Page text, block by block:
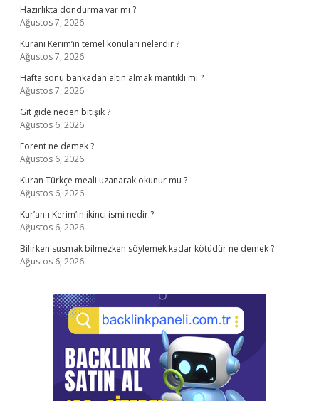
Hazırlıkta dondurma var mı ?
Ağustos 7, 2026
Kuranı Kerim’in temel konuları nelerdir ?
Ağustos 7, 2026
Hafta sonu bankadan altın almak mantıklı mı ?
Ağustos 7, 2026
Git gide neden bitişik ?
Ağustos 6, 2026
Forent ne demek ?
Ağustos 6, 2026
Kuran Türkçe meali uzanarak okunur mu ?
Ağustos 6, 2026
Kur’an-ı Kerim’in ikinci ismi nedir ?
Ağustos 6, 2026
Bilirken susmak bilmezken söylemek kadar kötüdür ne demek ?
Ağustos 6, 2026